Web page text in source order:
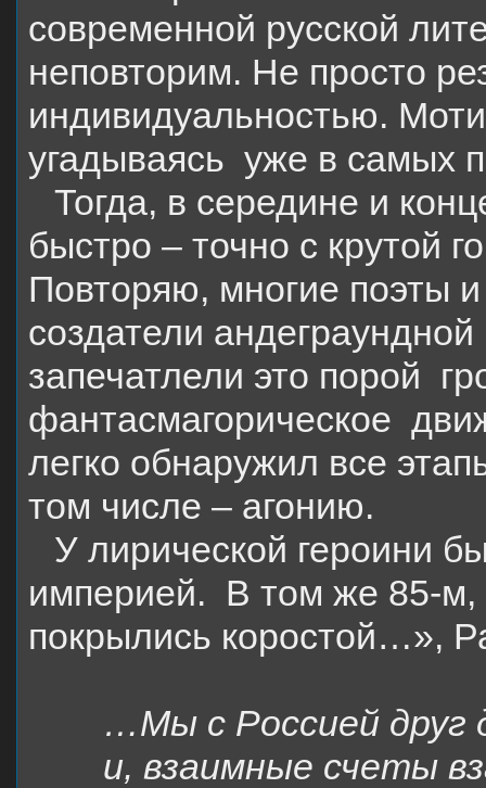
современной русской
неповторим. Не просто
индивидуальностью.
угадываясь уже в самых
Тогда, в середине и
быстро – точно с крутой
Повторяю, многие поэты
создатели
запечатлели это порой
фантасмагорическое
легко обнаружил все
том числе – агонию.
У лирической героини
империей. В том же 85-м,
покрылись коростой…»,
…Мы с Россией друг
и, взаимные счеты